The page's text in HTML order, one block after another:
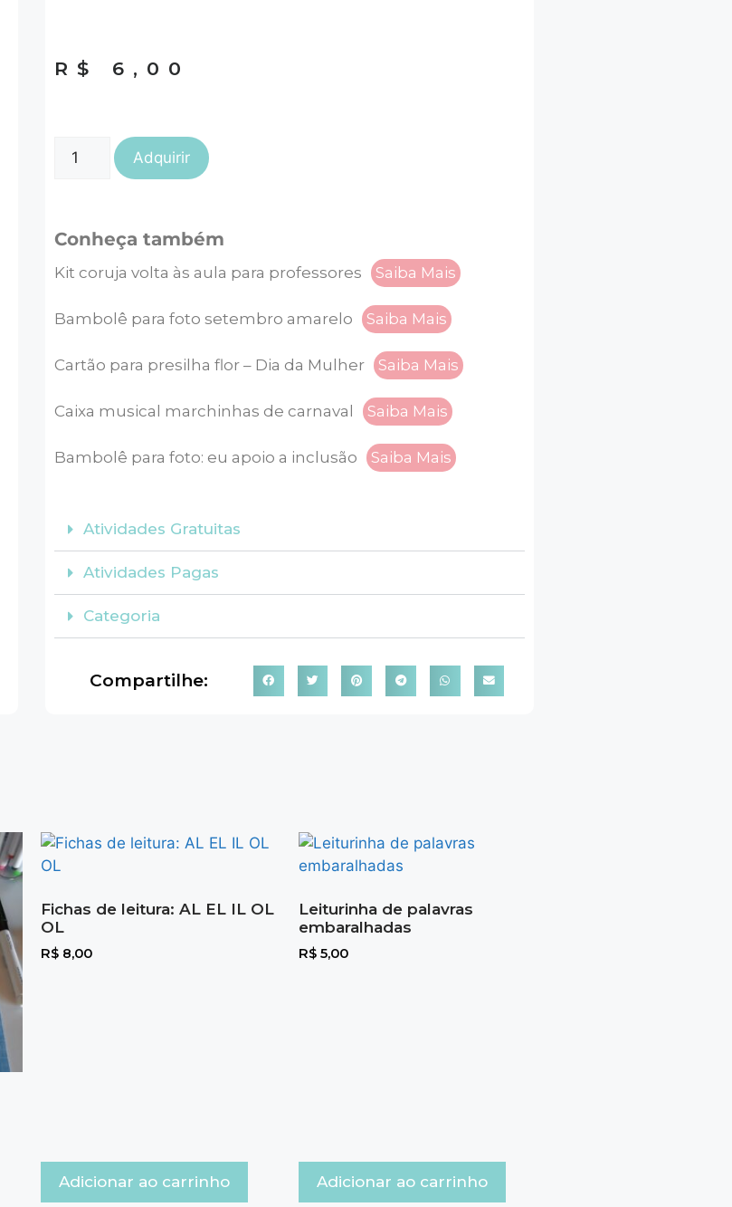
R$ 6,00
Adquirir
Conheça também
Kit coruja volta às aula para professores Saiba Mais
Bambolê para foto setembro amarelo Saiba Mais
Cartão para presilha flor – Dia da Mulher Saiba Mais
Caixa musical marchinhas de carnaval Saiba Mais
Bambolê para foto: eu apoio a inclusão Saiba Mais
Atividades Gratuitas
Atividades Pagas
Categoria
Compartilhe:
Fichas de leitura: AL EL IL OL
OL
R$ 8,00
Adicionar ao carrinho
Leiturinha de palavras
embaralhadas
R$ 5,00
Adicionar ao carrinho